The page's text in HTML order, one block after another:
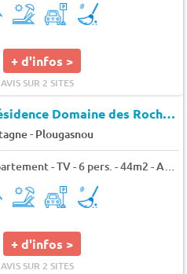
+ d'infos >
SUR 2 SITES
- Résidence Domaine des Roches Jaunes
- Plougasnou
Appartement - TV - 6 pers. - 44m2 - Animaux admis
+ d'infos >
SUR 2 SITES